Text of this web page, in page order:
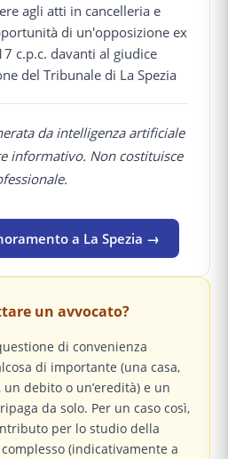
agli atti in cancelleria e
di un'opposizione ex
c.p.c. davanti al giudice
del Tribunale di La Spezia
da intelligenza artificiale
informativo. Non costituisce
a La Spezia →
un avvocato?
di convenienza
di importante (una casa,
debito o un’eredità) e un
da solo. Per un caso così,
per lo studio della
(indicativamente a